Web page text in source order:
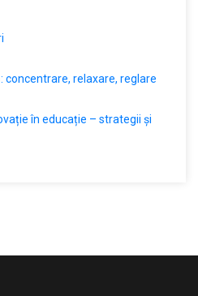
concentrare, relaxare, reglare
în educație – strategii și